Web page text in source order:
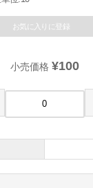
お気に入りに登録
小売価格 ¥100